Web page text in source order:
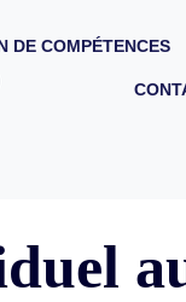
DE COMPÉTENCES